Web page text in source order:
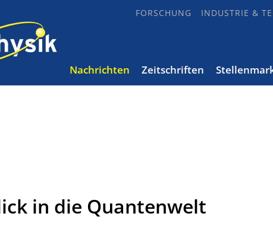
FORSCHUNG INDUSTRIE &
Nachrichten Zeitschriften
in die Quantenwelt